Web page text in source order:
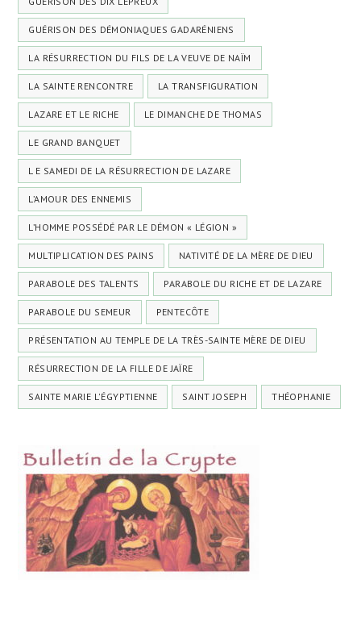
GUÉRISON DES DÉMONIAQUES GADARÉNIENS
LA RÉSURRECTION DU FILS DE LA VEUVE DE NAÏM
LA SAINTE RENCONTRE LA TRANSFIGURATION
LAZARE ET LE RICHE LE DIMANCHE DE THOMAS
LE GRAND BANQUET
L E SAMEDI DE LA RÉSURRECTION DE LAZARE
L’AMOUR DES ENNEMIS
L’HOMME POSSÉDÉ PAR LE DÉMON « LÉGION »
MULTIPLICATION DES PAINS NATIVITÉ DE LA MÈRE DE DIEU
PARABOLE DES TALENTS PARABOLE DU RICHE ET DE LAZARE
PARABOLE DU SEMEUR PENTECÔTE
PRÉSENTATION AU TEMPLE DE LA TRÈS-SAINTE MÈRE DE DIEU
RÉSURRECTION DE LA FILLE DE JAÏRE
SAINTE MARIE L'ÉGYPTIENNE SAINT JOSEPH THÉOPHANIE